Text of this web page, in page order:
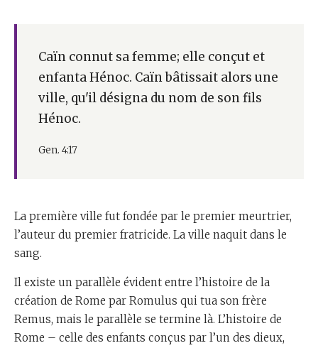
Caïn connut sa femme; elle conçut et
enfanta Hénoc. Caïn bâtissait alors une
ville, qu'il désigna du nom de son fils
Hénoc.
Gen. 4:17
La première ville fut fondée par le premier meurtrier,
l’auteur du premier fratricide. La ville naquit dans le
sang.
Il existe un parallèle évident entre l’histoire de la
création de Rome par Romulus qui tua son frère
Remus, mais le parallèle se termine là. L’histoire de
Rome – celle des enfants conçus par l’un des dieux,